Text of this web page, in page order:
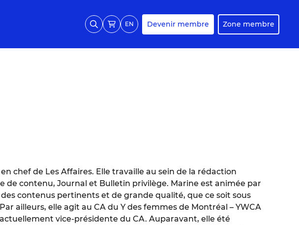
EN Devenir membre Zone membre
chef de Les Affaires. Elle travaille au sein de la rédaction
de contenu, Journal et Bulletin privilège. Marine est animée par
contenus pertinents et de grande qualité, que ce soit sous
ailleurs, elle agit au CA du Y des femmes de Montréal – YWCA
vice-présidente du CA. Auparavant, elle été